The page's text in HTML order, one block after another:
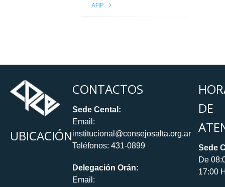
AFIP
UBICACIÓN
CONTACTOS
Sede Cental:
Email:
institucional@consejosalta.org.ar
Teléfonos: 431-0899
Delegación Orán:
Email:
DE
Sede
De
17:00